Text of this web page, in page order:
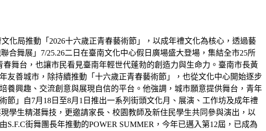
化局推動「2026十六歲正青春藝術節」，以成年禮文化為核心，透過藝
合舞展」7/25.26二日在臺南文化中心假日廣場盛大登場，集結全市25所
舞台，也讓市民看見臺南年輕世代蓬勃的創造力與生命力。臺南市長黃
善城市，除持續推動「十六歲正青春藝術節」，也從文化中心開始逐步
養興趣、交流創意與展現自信的平台。他強調，城市願意提供舞台，青年
」自7月18日至8月1日推出一系列街頭文化月、展演、工作坊及成年禮
學生精湛舞技，更邀請家長、校園教師及新住民學生共同參與演出，以
街舞團長年推動的POWER SUMMER，今年已邁入第12屆，已成為